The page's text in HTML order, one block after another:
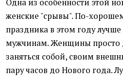
Одна из особенности этой
женские "срывы". По-
праздника в этом году
мужчинам. Женщины просто
заняться собой, своим
пару часов до Нового года.